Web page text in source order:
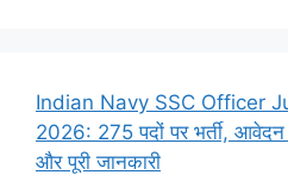
Indian Navy SSC Officer
2026: 275 पदों पर भर्ती,
और पूरी जानकारी